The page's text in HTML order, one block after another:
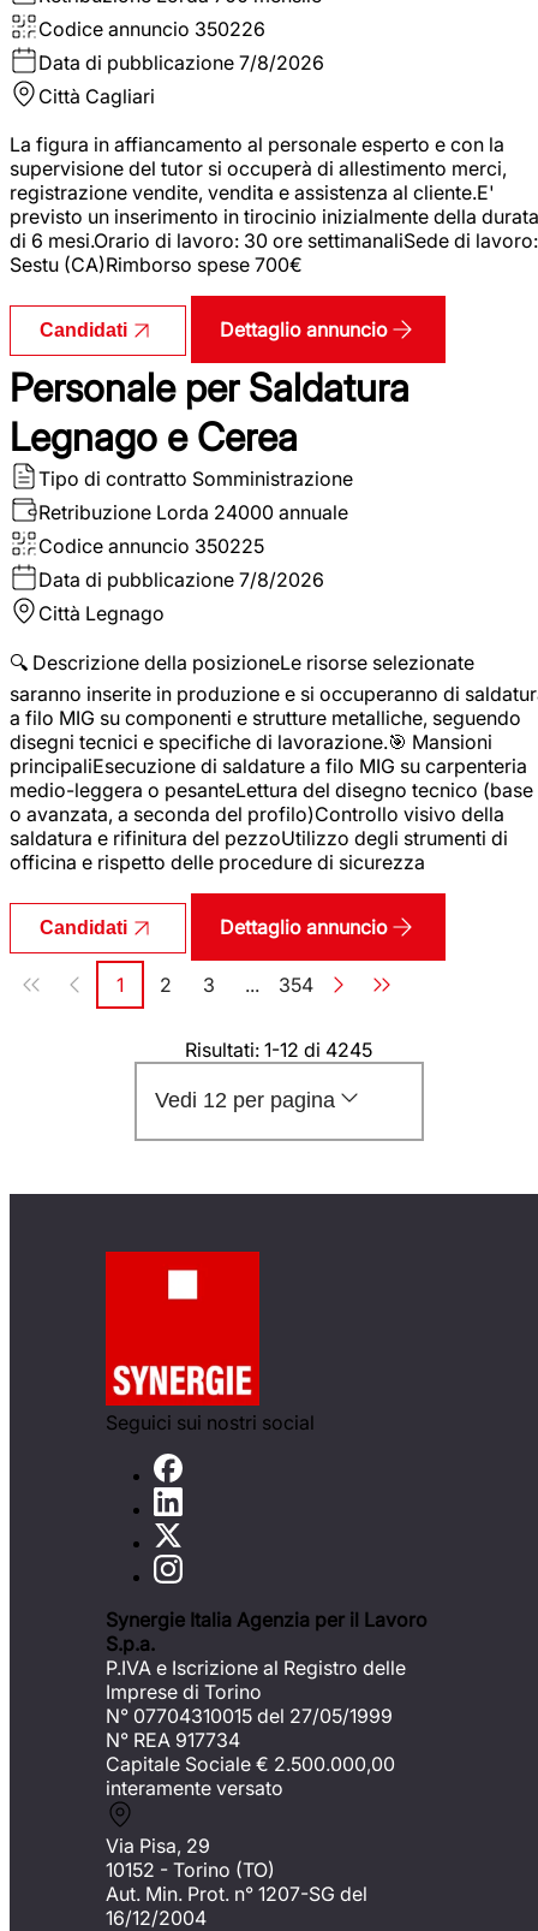
Codice annuncio 350226
Data di pubblicazione 7/8/2026
Città Cagliari
La figura in affiancamento al personale esperto e con la
supervisione del tutor si occuperà di allestimento merci,
registrazione vendite, vendita e assistenza al cliente.E'
previsto un inserimento in tirocinio inizialmente della durata
di 6 mesi.Orario di lavoro: 30 ore settimanaliSede di lavoro:
Sestu (CA)Rimborso spese 700€
Candidati Dettaglio annuncio
Personale per Saldatura
Legnago e Cerea
Tipo di contratto Somministrazione
Retribuzione Lorda 24000 annuale
Codice annuncio 350225
Data di pubblicazione 7/8/2026
Città Legnago
🔍 Descrizione della posizioneLe risorse selezionate
saranno inserite in produzione e si occuperanno di
a filo MIG su componenti e strutture metalliche, seguendo
disegni tecnici e specifiche di lavorazione.🎯 Mansioni
principaliEsecuzione di saldature a filo MIG su carpenteria
medio-leggera o pesanteLettura del disegno tecnico (base
o avanzata, a seconda del profilo)Controllo visivo della
saldatura e rifinitura del pezzoUtilizzo degli strumenti di
officina e rispetto delle procedure di sicurezza
Candidati Dettaglio annuncio
Paginazione
Pagina
1 Pagina
2 Pagina
3 ... Pagina
354
Risultati: 1-12 di 4245
Vedi 12 per pagina
Seguici sui nostri social
Synergie Italia Agenzia per il Lavoro
S.p.a.
P.IVA e Iscrizione al Registro delle
Imprese di Torino
N° 07704310015 del 27/05/1999
N° REA 917734
Capitale Sociale € 2.500.000,00
interamente versato
Via Pisa, 29
10152 - Torino (TO)
Aut. Min. Prot. n° 1207-SG del
16/12/2004